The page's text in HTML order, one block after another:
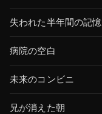
失われた半年間の記憶
病院の空白
未来のコンビニ
兄が消えた朝